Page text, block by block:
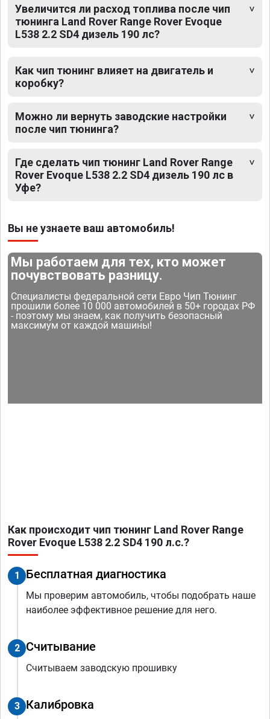
Увеличится ли расход топлива после чип
тюнинга Land Rover Range Rover Evoque
L538 2.2 SD4 дизель 190 лс?
Как чип тюнинг влияет на двигатель и
коробку?
Можно ли вернуть заводские настройки
после чип тюнинга?
Где сделать чип тюнинг Land Rover Range
Rover Evoque L538 2.2 SD4 дизель 190 лс в
Уфе?
Вы не узнаете ваш автомобиль!
Мы работаем для тех, кто может
почувствовать разницу.
Специалисты федеральной сети Евро Чип Тюнинг
прошили более 10 000 автомобилей в 50+ городах РФ
- поэтому мы знаем, как получить безопасный
максимум от каждой машины!
Как происходит чип тюнинг Land Rover Range
Rover Evoque L538 2.2 SD4 190 л.с.?
1 Бесплатная диагностика
Мы проверим автомобиль, чтобы подобрать наше
наиболее эффективное решение для него.
2 Считывание
Считываем заводскую прошивку
3 Калибровка